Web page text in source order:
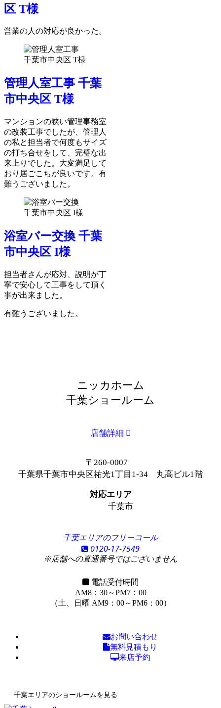
区 T様
営業の人の対応が良かった。
管理人室工事 千葉
市中央区 T様
マンションの狭い管理事務室
の改装工事でしたが、管理人
の私と担当者で何度もサイズ
の打ち合せをして、完璧な出
来上りでした。大変満足して
おり居ごこちが良いです。有
難うございました。
浴室バー交換 千葉
市中央区 I様
担当者さんが応対、説明が丁
寧で安心して工事をして頂く
事が出来ました。
有難うございました。
ニッカホーム
千葉ショールーム
店舗詳細
〒260-0007
千葉県千葉市中央区祐光1丁目1-34 丸高ビル1階
対応エリア
千葉市
千葉エリアのフリーコール
0120-17-7549
※店舗への直通番号ではございません
電話受付時間
AM8：30～PM7：00
（土、日曜 AM9：00～PM6：00）
お問い合わせ
無料見積もり
来店予約
千葉エリアのショールームを見る